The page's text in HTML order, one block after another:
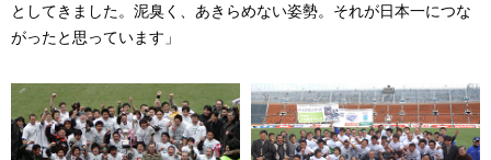
としてきました。泥臭く、あきらめない姿勢。それが日本一につな
がったと思っています」